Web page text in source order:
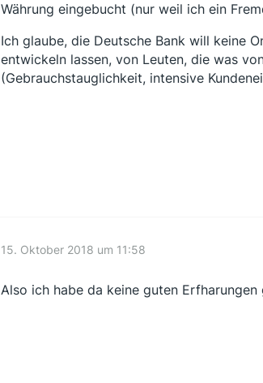
Währung eingebucht (nur weil ich ein
Ich glaube, die Deutsche Bank will keine
entwickeln lassen, von Leuten, die was
(Gebrauchstauglichkeit, intensive
15. Oktober 2018 um 11:58
Also ich habe da keine guten